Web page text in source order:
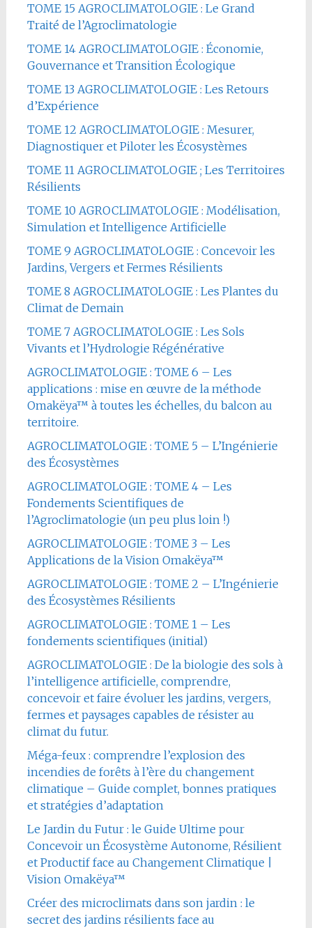
TOME 15 AGROCLIMATOLOGIE : Le Grand
Traité de l’Agroclimatologie
TOME 14 AGROCLIMATOLOGIE : Économie,
Gouvernance et Transition Écologique
TOME 13 AGROCLIMATOLOGIE : Les Retours
d’Expérience
TOME 12 AGROCLIMATOLOGIE : Mesurer,
Diagnostiquer et Piloter les Écosystèmes
TOME 11 AGROCLIMATOLOGIE ; Les Territoires
Résilients
TOME 10 AGROCLIMATOLOGIE : Modélisation,
Simulation et Intelligence Artificielle
TOME 9 AGROCLIMATOLOGIE : Concevoir les
Jardins, Vergers et Fermes Résilients
TOME 8 AGROCLIMATOLOGIE : Les Plantes du
Climat de Demain
TOME 7 AGROCLIMATOLOGIE : Les Sols
Vivants et l’Hydrologie Régénérative
AGROCLIMATOLOGIE : TOME 6 – Les
applications : mise en œuvre de la méthode
Omakëya™ à toutes les échelles, du balcon au
territoire.
AGROCLIMATOLOGIE : TOME 5 – L’Ingénierie
des Écosystèmes
AGROCLIMATOLOGIE : TOME 4 – Les
Fondements Scientifiques de
l’Agroclimatologie (un peu plus loin !)
AGROCLIMATOLOGIE : TOME 3 – Les
Applications de la Vision Omakëya™
AGROCLIMATOLOGIE : TOME 2 – L’Ingénierie
des Écosystèmes Résilients
AGROCLIMATOLOGIE : TOME 1 – Les
fondements scientifiques (initial)
AGROCLIMATOLOGIE : De la biologie des sols à
l’intelligence artificielle, comprendre,
concevoir et faire évoluer les jardins, vergers,
fermes et paysages capables de résister au
climat du futur.
Méga-feux : comprendre l’explosion des
incendies de forêts à l’ère du changement
climatique – Guide complet, bonnes pratiques
et stratégies d’adaptation
Le Jardin du Futur : le Guide Ultime pour
Concevoir un Écosystème Autonome, Résilient
et Productif face au Changement Climatique |
Vision Omakëya™
Créer des microclimats dans son jardin : le
secret des jardins résilients face au